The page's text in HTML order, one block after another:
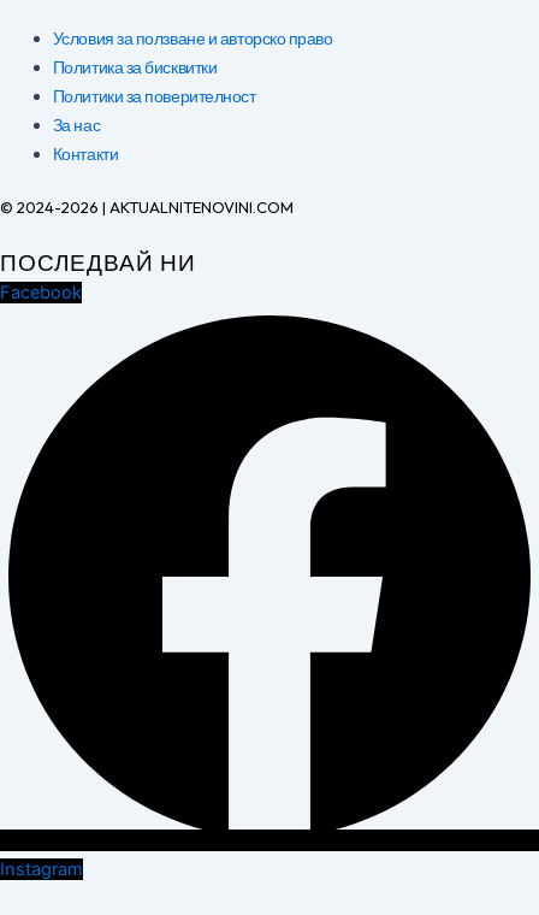
Условия за ползване и авторско право
Политика за бисквитки
Политики за поверителност
За нас
Контакти
© 2024-2026 | AKTUALNITENOVINI.COM
ПОСЛЕДВАЙ НИ
Facebook
Instagram